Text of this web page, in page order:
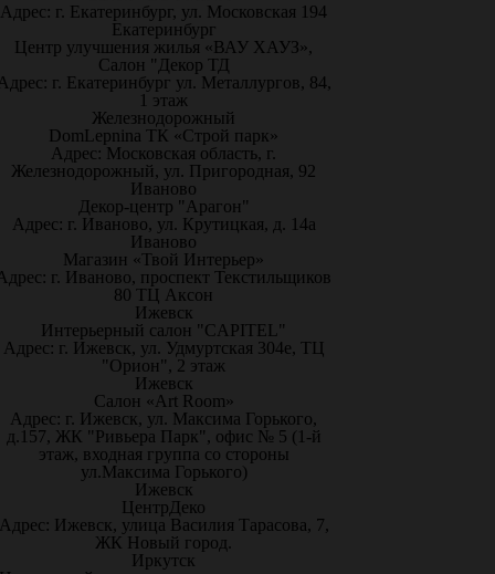
Адрес: г. Екатеринбург, ул. Московская 194
Екатеринбург
Центр улучшения жилья «ВАУ ХАУЗ»,
Салон "Декор ТД
г. Екатеринбург ул. Металлургов, 84,
1 этаж
Железнодорожный
DomLepnina ТК «Строй парк»
Адрес: Московская область, г.
Железнодорожный, ул. Пригородная, 92
Иваново
Декор-центр "Арагон"
Адрес: г. Иваново, ул. Крутицкая, д. 14а
Иваново
Магазин «Твой Интерьер»
г. Иваново, проспект Текстильщиков
80 ТЦ Аксон
Ижевск
Интерьерный салон "CAPITEL"
Адрес: г. Ижевск, ул. Удмуртская 304е, ТЦ
"Орион", 2 этаж
Ижевск
Салон «Art Room»
Адрес: г. Ижевск, ул. Максима Горького,
д.157, ЖК "Ривьера Парк", офис № 5 (1-й
этаж, входная группа со стороны
ул.Максима Горького)
Ижевск
ЦентрДеко
Ижевск, улица Василия Тарасова, 7,
ЖК Новый город.
Иркутск